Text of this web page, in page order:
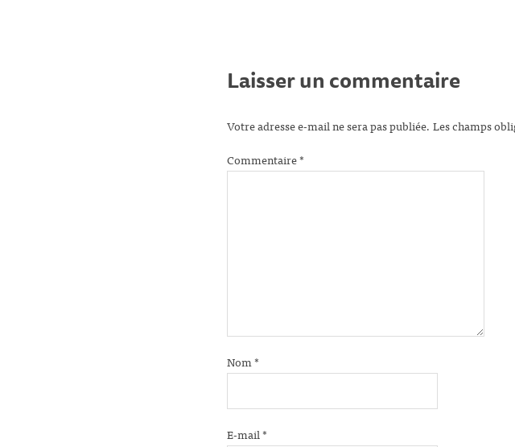
Laisser un commentaire
Votre adresse e-mail ne sera pas publiée. Les champs
Commentaire*
Nom*
E-mail*